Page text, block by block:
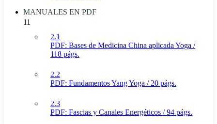
MANUALES EN PDF
11
2.1
PDF: Bases de Medicina China aplicada Yoga /
118 págs.
2.2
PDF: Fundamentos Yang Yoga / 20 págs.
2.3
PDF: Fascias y Canales Energéticos / 94 págs.